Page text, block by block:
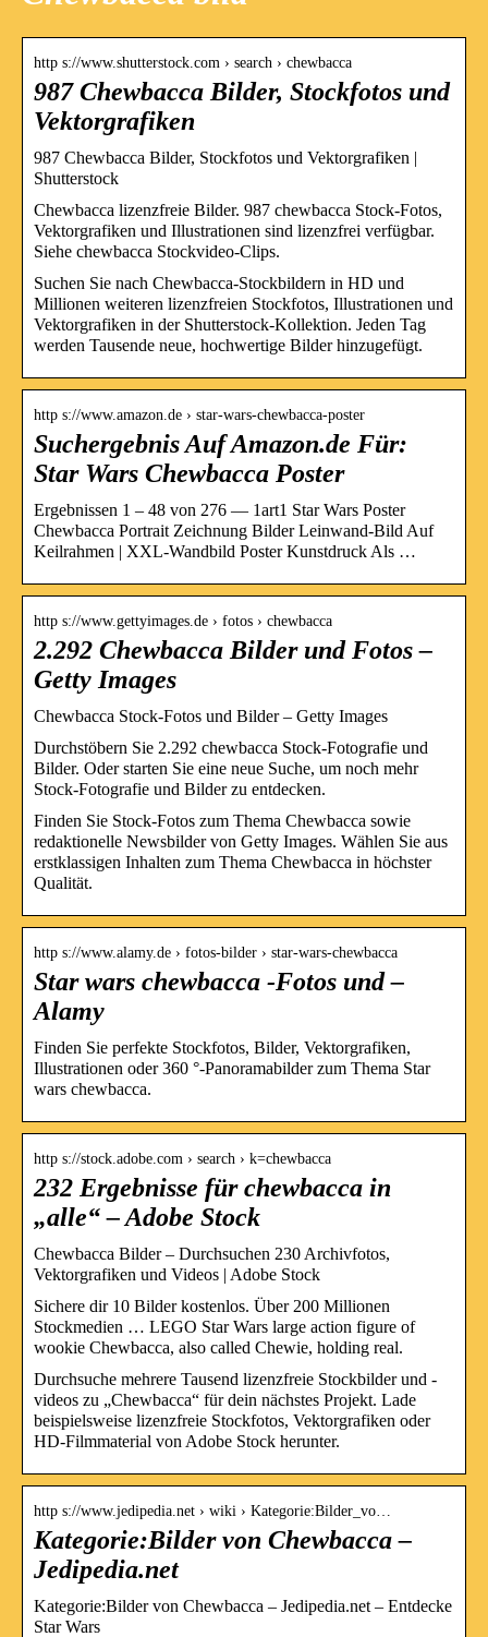
http s://www.shutterstock.com › search › chewbacca
987 Chewbacca Bilder, Stockfotos und
Vektorgrafiken
987 Chewbacca Bilder, Stockfotos und Vektorgrafiken |
Shutterstock
Chewbacca lizenzfreie Bilder. 987 chewbacca Stock-Fotos,
Vektorgrafiken und Illustrationen sind lizenzfrei verfügbar.
Siehe chewbacca Stockvideo-Clips.
Suchen Sie nach Chewbacca-Stockbildern in HD und
Millionen weiteren lizenzfreien Stockfotos, Illustrationen und
Vektorgrafiken in der Shutterstock-Kollektion. Jeden Tag
werden Tausende neue, hochwertige Bilder hinzugefügt.
http s://www.amazon.de › star-wars-chewbacca-poster
Suchergebnis Auf Amazon.de Für:
Star Wars Chewbacca Poster
Ergebnissen 1 – 48 von 276 — 1art1 Star Wars Poster
Chewbacca Portrait Zeichnung Bilder Leinwand-Bild Auf
Keilrahmen | XXL-Wandbild Poster Kunstdruck Als …
http s://www.gettyimages.de › fotos › chewbacca
2.292 Chewbacca Bilder und Fotos –
Getty Images
Chewbacca Stock-Fotos und Bilder – Getty Images
Durchstöbern Sie 2.292 chewbacca Stock-Fotografie und
Bilder. Oder starten Sie eine neue Suche, um noch mehr
Stock-Fotografie und Bilder zu entdecken.
Finden Sie Stock-Fotos zum Thema Chewbacca sowie
redaktionelle Newsbilder von Getty Images. Wählen Sie aus
erstklassigen Inhalten zum Thema Chewbacca in höchster
Qualität.
http s://www.alamy.de › fotos-bilder › star-wars-chewbacca
Star wars chewbacca -Fotos und –
Alamy
Finden Sie perfekte Stockfotos, Bilder, Vektorgrafiken,
Illustrationen oder 360 °-Panoramabilder zum Thema Star
wars chewbacca.
http s://stock.adobe.com › search › k=chewbacca
232 Ergebnisse für chewbacca in
„alle“ – Adobe Stock
Chewbacca Bilder – Durchsuchen 230 Archivfotos,
Vektorgrafiken und Videos | Adobe Stock
Sichere dir 10 Bilder kostenlos. Über 200 Millionen
Stockmedien … LEGO Star Wars large action figure of
wookie Chewbacca, also called Chewie, holding real.
Durchsuche mehrere Tausend lizenzfreie Stockbilder und -
videos zu „Chewbacca“ für dein nächstes Projekt. Lade
beispielsweise lizenzfreie Stockfotos, Vektorgrafiken oder
HD-Filmmaterial von Adobe Stock herunter.
http s://www.jedipedia.net › wiki › Kategorie:Bilder_vo…
Kategorie:Bilder von Chewbacca –
Jedipedia.net
Kategorie:Bilder von Chewbacca – Jedipedia.net – Entdecke
Star Wars